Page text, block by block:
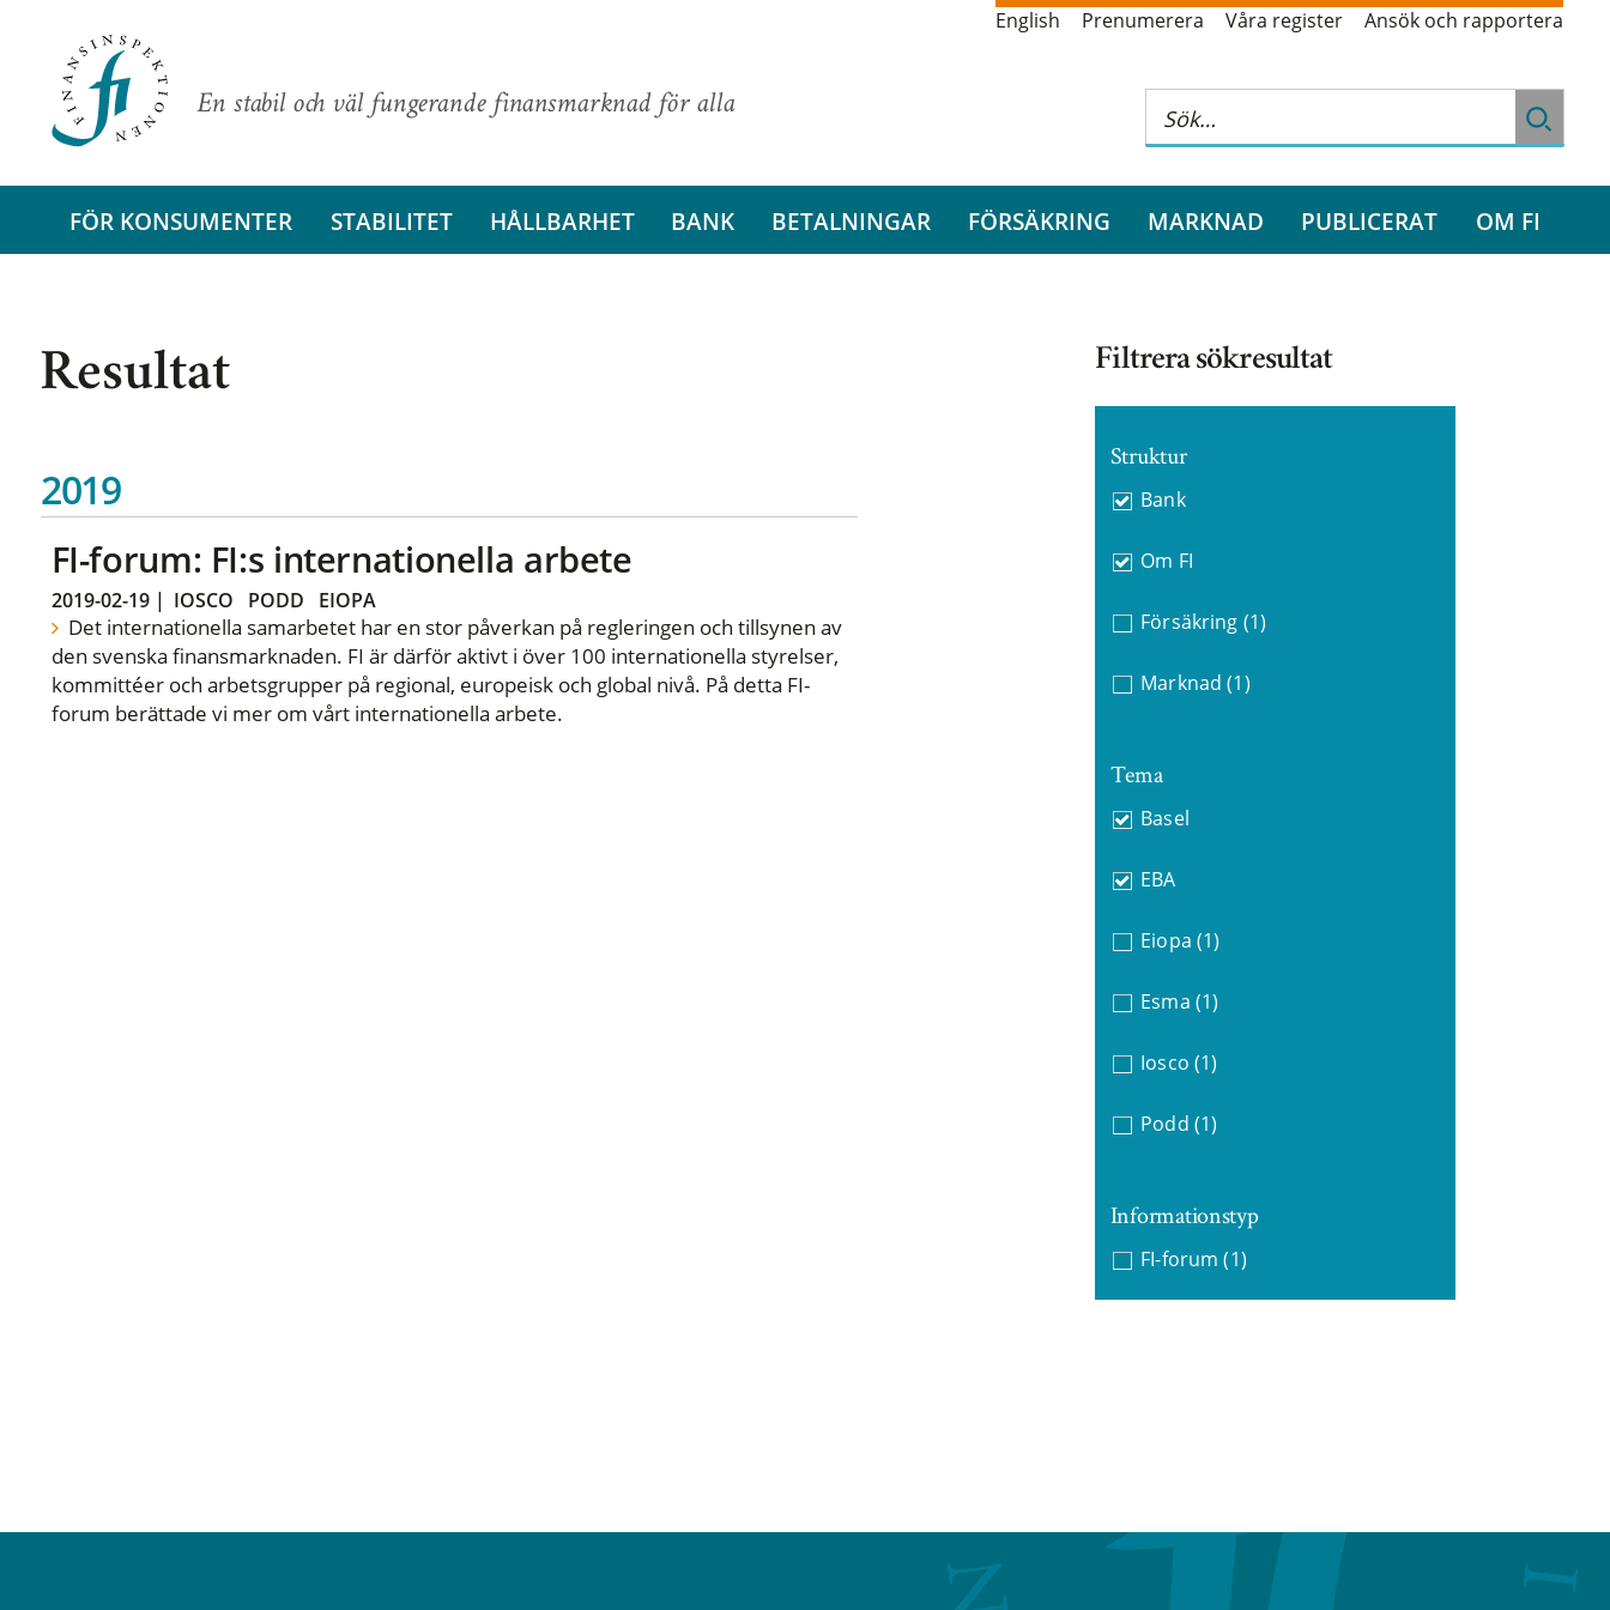
En stabil och väl fungerande finansmarknad för alla
English Prenumerera Våra register Ansök och rapportera
FÖR KONSUMENTER STABILITET HÅLLBARHET BANK BETALNINGAR FÖRSÄKRING MARKNAD PUBLICERAT OM FI
Resultat
2019
FI-forum: FI:s internationella arbete
2019-02-19| IOSCO PODD EIOPA
Det internationella samarbetet har en stor påverkan på regleringen och tillsynen av
den svenska finansmarknaden. FI är därför aktivt i över 100 internationella styrelser,
kommittéer och arbetsgrupper på regional, europeisk och global nivå. På detta FI-
forum berättade vi mer om vårt internationella arbete.
Filtrera sökresultat
Struktur
Bank
Om FI
Försäkring (1)
Marknad (1)
Tema
Basel
EBA
Eiopa (1)
Esma (1)
Iosco (1)
Podd (1)
Informationstyp
FI-forum (1)